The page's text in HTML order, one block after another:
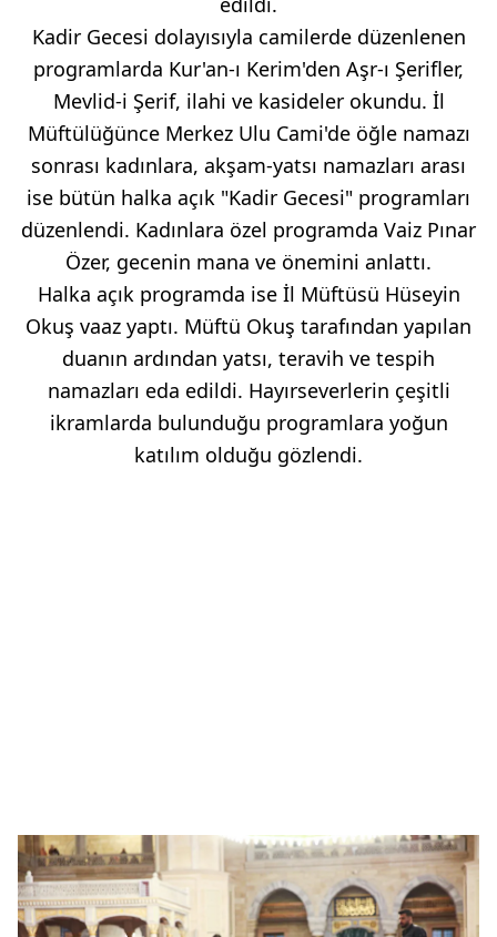
Kadir Gecesi dolayısıyla camilerde düzenlenen
programlarda Kur'an-ı Kerim'den Aşr-ı Şerifler,
Mevlid-i Şerif, ilahi ve kasideler okundu. İl
Müftülüğünce Merkez Ulu Cami'de öğle namazı
sonrası kadınlara, akşam-yatsı namazları arası
ise bütün halka açık "Kadir Gecesi" programları
düzenlendi. Kadınlara özel programda Vaiz Pınar
Özer, gecenin mana ve önemini anlattı.
Halka açık programda ise İl Müftüsü Hüseyin
Okuş vaaz yaptı. Müftü Okuş tarafından yapılan
duanın ardından yatsı, teravih ve tespih
namazları eda edildi. Hayırseverlerin çeşitli
ikramlarda bulunduğu programlara yoğun
katılım olduğu gözlendi.